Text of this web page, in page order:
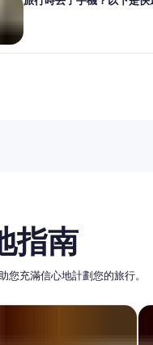
指南
您充滿信心地計劃您的旅行。